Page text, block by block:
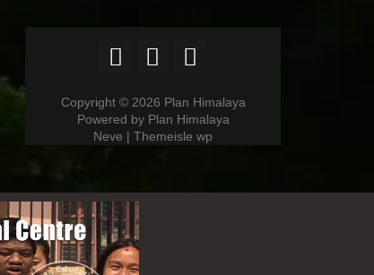
Copyright © 2026 Plan Himalaya
Powered by Plan Himalaya
Neve | Themeisle wp